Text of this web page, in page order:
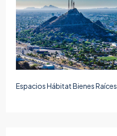
Espacios Hábitat Bienes Raíces